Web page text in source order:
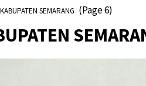
KABUPATEN SEMARANG (Page 6)